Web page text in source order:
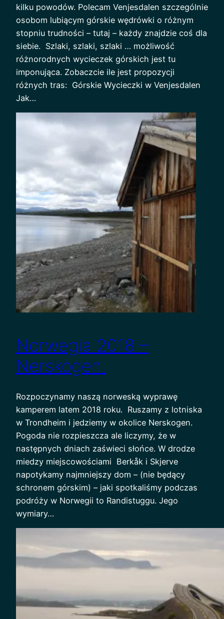
kilku powodów. Polecam Venjesdalen szczególnie
osobom lubiącym górskie wędrówki o różnym
stopniu trudności – tutaj – każdy znajdzie coś dla
siebie. Szlaki, szlaki, szlaki … możliwość
różnorodnych wycieczek górskich jest tu
imponująca. Zobaczcie ile jest propozycji
różnych tras: Górskie Wycieczki w Venjesdalen
Jak…
Norwegia 2018 –
Nerskogen.
Rozpoczynamy naszą norweską wyprawę
kamperem latem 2018 roku. Ruszamy z lotniska
w Trondheim i jedziemy w okolice Nerskogen.
Pogoda nie rozpieszcza ale liczymy, że w
następnych dniach zaświeci słońce. W drodze
miedzy miejscowościami Berkåk i Skjerve
napotykamy najmniejszy dom – (nie będący
schronem górskim) – jaki spotkaliśmy podczas
podróży w Norwegii to Randistuggu. Jego
wymiary…